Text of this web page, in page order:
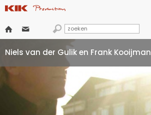
  
Niels van der Gulik en Frank Kooijman